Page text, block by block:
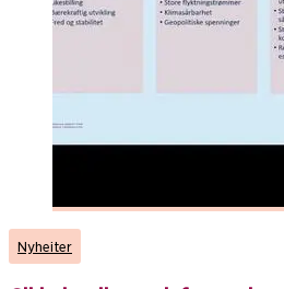
Nyheiter